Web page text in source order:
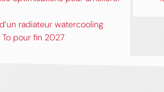
radiateur watercooling
pour fin 2027